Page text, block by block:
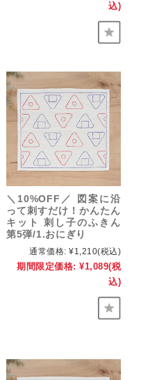
込)
＼10%OFF／ 図案に沿
って刺すだけ！かんたん
キット 刺し子のふきん
第5弾/1.おにぎり
通常価格: ¥1,210(税込)
期間限定価格: ¥1,089(税
込)